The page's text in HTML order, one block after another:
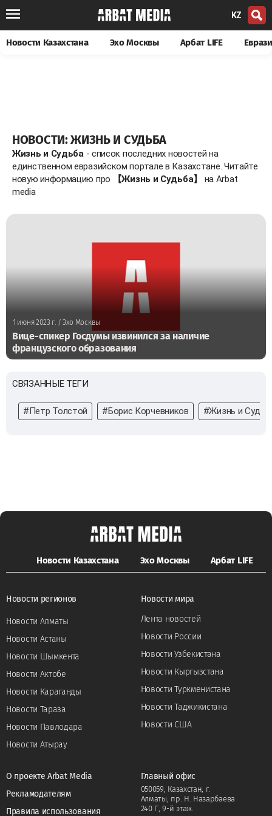
KZ
Новости Казахстана Эхо Москвы Арбат LIFE
НОВОСТИ: ЖИЗНЬ И СУДЬБА
Жизнь и Судьба - список последних новостей на
единственном евразийском портале в Казахстане. Читайте
новую информацию про
【Жизнь и Судьба】
на Arbat
media
1 июня 2023 г./ Эхо Москвы
Вице-спикер Госдумы извинился за наличие
французского образования
СВЯЗАННЫЕ ТЕГИ
#Петр Толстой #Борис Корчевников #Жизнь и
Новости Казахстана Эхо Москвы Арбат LIFE
Новости регионов
Новости Алматы
Новости Астаны
Новости Шымкента
Новости Актобе
Новости Караганды
Новости Тараза
Новости Павлодара
Новости Атырау
Новости мира
Лента новостей
Новости России
Новости Узбекистана
Новости Кыргызстана
Новости Туркменистана
Новости Таджикистана
Новости США
О проекте Arbat Media
Рекламодателям
Правила использования
Главный офис
050059, Казахстан, г.
Алматы, пр. Н. Назарбаева
240 Г, 9-й этаж.